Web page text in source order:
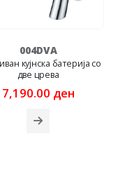
004DVA
кујнска батерија со
две црева
7,190.00 ден